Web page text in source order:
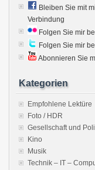
Bleiben Sie mit
Verbindung
Folgen Sie mir
Folgen Sie mir
Abonnieren Sie
Kategorien
Empfohlene Lektüre
Foto / HDR
Gesellschaft und
Kino
Musik
Technik – IT –